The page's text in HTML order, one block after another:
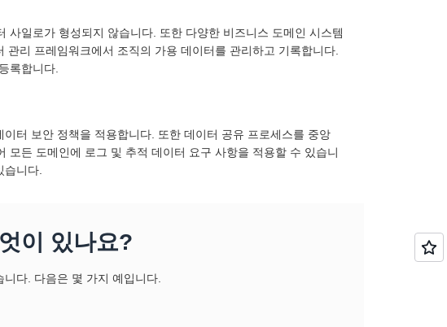
일로가 형성되지 않습니다. 또한 다양한 비즈니스 도메인 시스템
리 프레임워크에서 조직의 가용 데이터를 관리하고 기록합니다.
록합니다.
터 보안 정책을 적용합니다. 또한 데이터 공유 프로세스를 중앙
든 도메인에 로그 및 추적 데이터 요구 사항을 적용할 수 있습니
니다.
이 있나요?
다. 다음은 몇 가지 예입니다.